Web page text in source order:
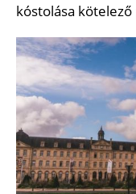
kóstolása